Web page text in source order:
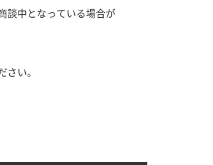
談中となっている場合が
さい。